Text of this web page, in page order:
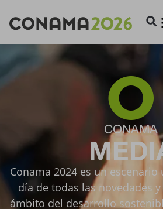
CONAMA
Conama 2024 es un
día de todas las novedades
ámbito del desarrollo